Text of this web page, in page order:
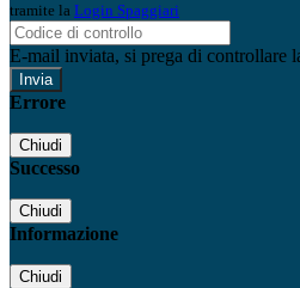
tramite la Login Spaggiari
E-mail inviata, si prega di controllare
Errore
Chiudi
Successo
Chiudi
Informazione
Chiudi